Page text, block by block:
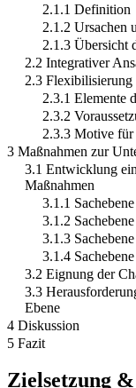
2.1.1 Definition
2.1.2 Ursachen
2.1.3 Übersicht
2.2 Integrativer
2.3 Flexibilisierung
2.3.1 Elemente
2.3.2
2.3.3 Motive
3 Maßnahmen zur
3.1 Entwicklung
Maßnahmen
3.1.1
3.1.2
3.1.3
3.1.4
3.2 Eignung der
3.3
Ebene
4 Diskussion
5 Fazit
Zielsetzung